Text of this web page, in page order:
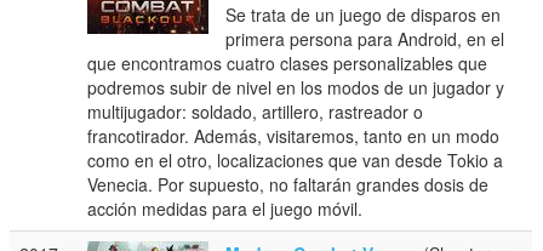
Se trata de un juego de disparos en
primera persona para Android, en el
que encontramos cuatro clases personalizables que
podremos subir de nivel en los modos de un jugador y
multijugador: soldado, artillero, rastreador o
francotirador. Además, visitaremos, tanto en un modo
como en el otro, localizaciones que van desde Tokio a
Venecia. Por supuesto, no faltarán grandes dosis de
acción medidas para el juego móvil.